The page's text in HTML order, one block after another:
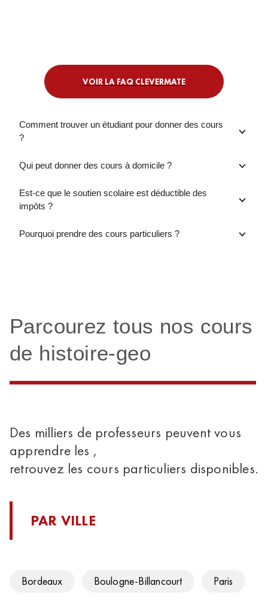
VOIR LA FAQ CLEVERMATE
Comment trouver un étudiant pour donner des cours
?
Qui peut donner des cours à domicile ?
Est-ce que le soutien scolaire est déductible des
impôts ?
Pourquoi prendre des cours particuliers ?
Parcourez tous nos cours
de histoire-geo
Des milliers de professeurs peuvent vous
apprendre les ,
retrouvez les cours particuliers disponibles.
PAR VILLE
Bordeaux Boulogne-Billancourt Paris